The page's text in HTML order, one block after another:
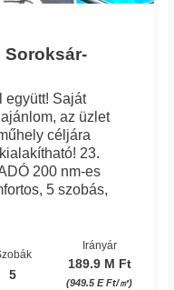
Soroksár-
együtt! Saját
az üzlet
céljára
23.
200 nm-es
5 szobás,
5
Irányár
189.9 M Ft
(949.5 E Ft/㎡)